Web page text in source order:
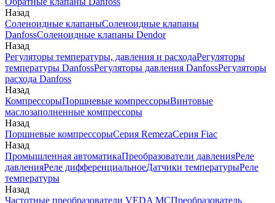
Назад
Соленоидные клапаныСоленоидные клапаны
DanfossСоленоидные клапаны Dendor
Назад
Регуляторы температуры, давления и расходаРегуляторы
температуры DanfossРегуляторы давления DanfossРегуляторы
расхода Danfoss
Назад
КомпрессорыПоршневые компрессорыВинтовые
маслозаполненные компрессоры
Назад
Поршневые компрессорыСерия RemezaСерия Fiac
Назад
Промышленная автоматикаПреобразователи давленияРеле
давленияРеле дифференциальноеДатчики температурыРеле
температуры
Назад
Частотные преобразователи VEDA MCПреобразователь